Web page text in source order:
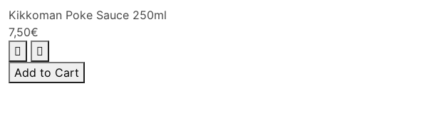
Kikkoman Poke Sauce 250ml
7,50€
Kikkoman
Poke
Sauce
Add to Cart